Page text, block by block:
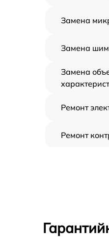
Замена
Замена шим
Замена
Ремонт
Ремонт